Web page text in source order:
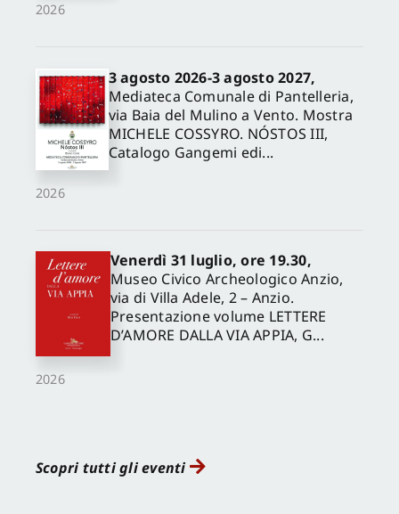
2026
2026
3 agosto 2026-3 agosto 2027,
Mediateca Comunale di Pantelleria,
via Baia del Mulino a Vento. Mostra
MICHELE COSSYRO. NÓSTOS III,
Catalogo Gangemi edi...
2026
Venerdì 31 luglio, ore 19.30,
Museo Civico Archeologico Anzio,
via di Villa Adele, 2 – Anzio.
Presentazione volume LETTERE
D’AMORE DALLA VIA APPIA, G...
Scopri tutti gli eventi